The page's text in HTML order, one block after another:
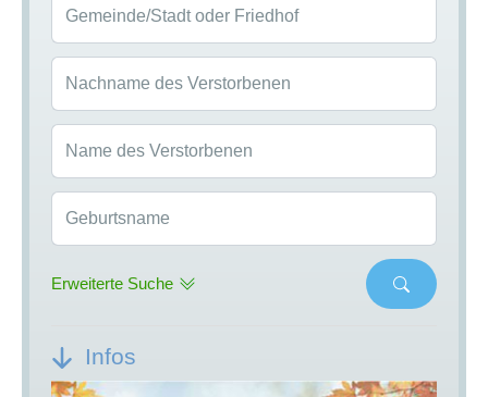
Gemeinde/Stadt oder Friedhof
Nachname des Verstorbenen
Name des Verstorbenen
Geburtsname
Erweiterte Suche
Infos